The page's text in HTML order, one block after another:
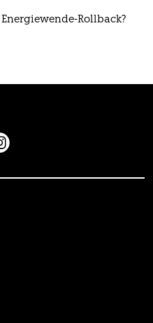
Rollback?